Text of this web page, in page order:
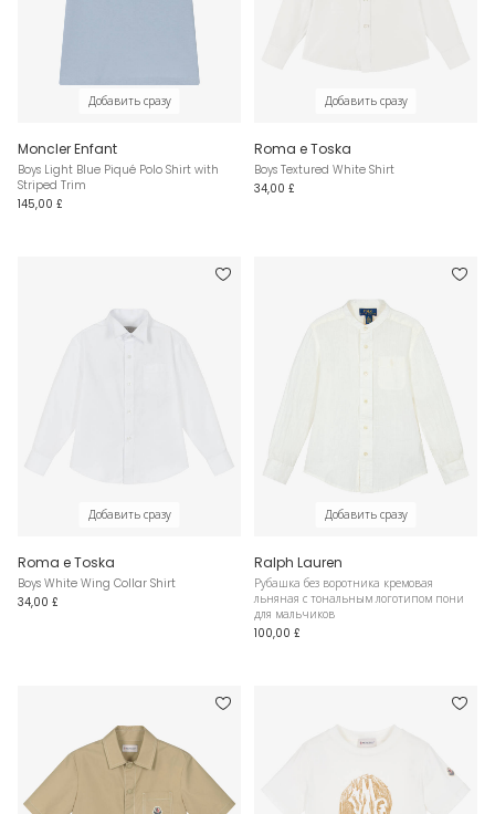
Добавить сразу
Moncler Enfant
Boys Light Blue Piqué Polo Shirt with
Striped Trim
145,00 £
Добавить сразу
Roma e Toska
Boys Textured White Shirt
34,00 £
Добавить сразу
Roma e Toska
Boys White Wing Collar Shirt
34,00 £
Добавить сразу
Ralph Lauren
Рубашка без воротника кремовая
льняная с тональным логотипом пони
для мальчиков
100,00 £